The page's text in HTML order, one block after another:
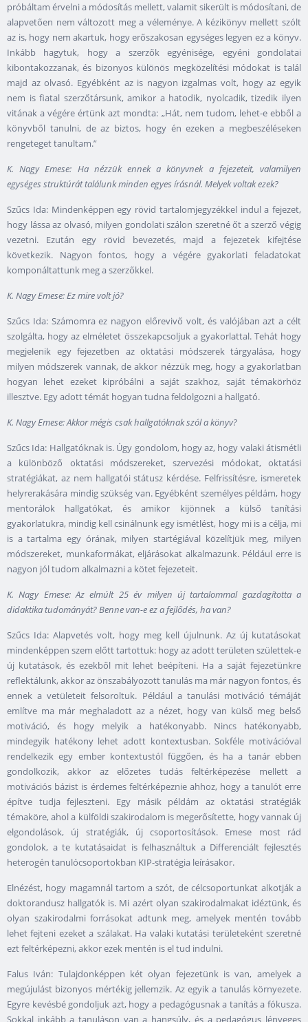
próbáltam érvelni a módosítás mellett, valamit sikerült is módosítani, de
alapvetően nem változott meg a véleménye. A kézikönyv mellett szólt
az is, hogy nem akartuk, hogy erőszakosan egységes legyen ez a könyv.
Inkább hagytuk, hogy a szerzők egyénisége, egyéni gondolatai
kibontakozzanak, és bizonyos különös megközelítési módokat is talál
majd az olvasó. Egyébként az is nagyon izgalmas volt, hogy az egyik
nem is fiatal szerzőtársunk, amikor a hatodik, nyolcadik, tizedik ilyen
vitának a végére értünk azt mondta: „Hát, nem tudom, lehet-e ebből a
könyvből tanulni, de az biztos, hogy én ezeken a megbeszéléseken
rengeteget tanultam.”
K. Nagy Emese: Ha nézzük ennek a könyvnek a fejezeteit, valamilyen
egységes struktúrát találunk minden egyes írásnál. Melyek voltak ezek?
Szűcs Ida: Mindenképpen egy rövid tartalomjegyzékkel indul a fejezet,
hogy lássa az olvasó, milyen gondolati szálon szeretné őt a szerző végig
vezetni. Ezután egy rövid bevezetés, majd a fejezetek kifejtése
következik. Nagyon fontos, hogy a végére gyakorlati feladatokat
komponáltattunk meg a szerzőkkel.
K. Nagy Emese: Ez mire volt jó?
Szűcs Ida: Számomra ez nagyon előrevivő volt, és valójában azt a célt
szolgálta, hogy az elméletet összekapcsoljuk a gyakorlattal. Tehát hogy
megjelenik egy fejezetben az oktatási módszerek tárgyalása, hogy
milyen módszerek vannak, de akkor nézzük meg, hogy a gyakorlatban
hogyan lehet ezeket kipróbálni a saját szakhoz, saját témakörhöz
illesztve. Egy adott témát hogyan tudna feldolgozni a hallgató.
K. Nagy Emese: Akkor mégis csak hallgatóknak szól a könyv?
Szűcs Ida: Hallgatóknak is. Úgy gondolom, hogy az, hogy valaki átismétli
a különböző oktatási módszereket, szervezési módokat, oktatási
stratégiákat, az nem hallgatói státusz kérdése. Felfrissítésre, ismeretek
helyrerakására mindig szükség van. Egyébként személyes példám, hogy
mentorálok hallgatókat, és amikor kijönnek a külső tanítási
gyakorlatukra, mindig kell csinálnunk egy ismétlést, hogy mi is a célja, mi
is a tartalma egy órának, milyen startégiával közelítjük meg, milyen
módszereket, munkaformákat, eljárásokat alkalmazunk. Például erre is
nagyon jól tudom alkalmazni a kötet fejezeteit.
K. Nagy Emese: Az elmúlt 25 év milyen új tartalommal gazdagította a
didaktika tudományát? Benne van-e ez a fejlődés, ha van?
Szűcs Ida: Alapvetés volt, hogy meg kell újulnunk. Az új kutatásokat
mindenképpen szem előtt tartottuk: hogy az adott területen születtek-e
új kutatások, és ezekből mit lehet beépíteni. Ha a saját fejezetünkre
reflektálunk, akkor az önszabályozott tanulás ma már nagyon fontos, és
ennek a vetületeit felsoroltuk. Például a tanulási motiváció témáját
említve ma már meghaladott az a nézet, hogy van külső meg belső
motiváció, és hogy melyik a hatékonyabb. Nincs hatékonyabb,
mindegyik hatékony lehet adott kontextusban. Sokféle motivációval
rendelkezik egy ember kontextustól függően, és ha a tanár ebben
gondolkozik, akkor az előzetes tudás feltérképezése mellett a
motivációs bázist is érdemes feltérképeznie ahhoz, hogy a tanulót erre
építve tudja fejleszteni. Egy másik példám az oktatási stratégiák
témaköre, ahol a külföldi szakirodalom is megerősítette, hogy vannak új
elgondolások, új stratégiák, új csoportosítások. Emese most rád
gondolok, a te kutatásaidat is felhasználtuk a Differenciált fejlesztés
heterogén tanulócsoportokban KIP-stratégia leírásakor.
Elnézést, hogy magamnál tartom a szót, de célcsoportunkat alkotják a
doktorandusz hallgatók is. Mi azért olyan szakirodalmakat idéztünk, és
olyan szakirodalmi forrásokat adtunk meg, amelyek mentén tovább
lehet fejteni ezeket a szálakat. Ha valaki kutatási területeként szeretné
ezt feltérképezni, akkor ezek mentén is el tud indulni.
Falus Iván: Tulajdonképpen két olyan fejezetünk is van, amelyek a
megújulást bizonyos mértékig jellemzik. Az egyik a tanulás környezete.
Egyre kevésbé gondoljuk azt, hogy a pedagógusnak a tanítás a fókusza.
Sokkal inkább a tanuláson van a hangsúly, és a pedagógus lényeges